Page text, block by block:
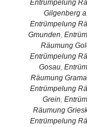
Entrümpelung
Gilgenberg
Entrümpelung
Gmunden,
Räumung
Entrümpelung
Gosau,
Räumung
Entrümpelung
Grein,
Räumung
Entrümpelung